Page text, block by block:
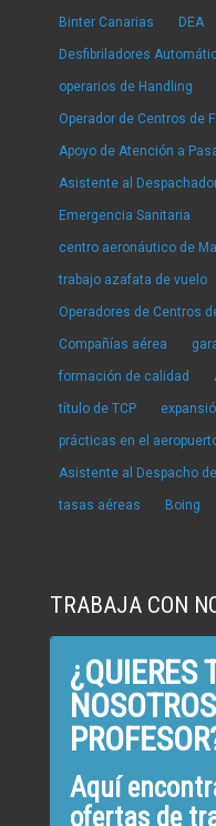
Binter Canarias DEA
Desfibriladores
operarios de Handling
Operador de Centros de
Apoyo de Atención a
Asistente al
Emergencia Sanitaria
centro aeronáutico de
trabajo azafata de vuelo
Operadores de Centros
Compañías aérea
formación de calidad
título de TCP
prácticas en el
Asistente al Despacho
tasas aéreas Boing
TRABAJA CON
¿QUIERES
Aquí
ofertas de